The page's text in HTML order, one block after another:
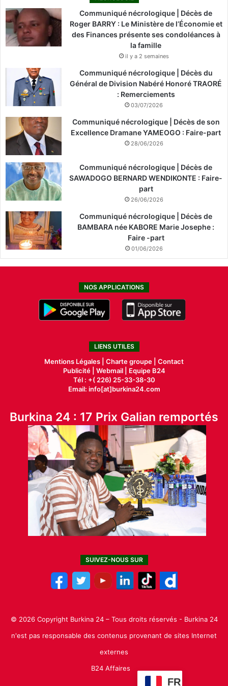
Communiqué nécrologique | Décès de
Roger BARRY : Le Ministère de l’Économie et
des Finances présente ses condoléances à
la famille
il y a 2 semaines
Communiqué nécrologique | Décès du
Général de Division Nabéré Honoré TRAORÉ
: Remerciements
03/07/2026
Communiqué nécrologique | Décès de son
Excellence Dramane YAMEOGO : Faire-part
28/06/2026
Communiqué nécrologique | Décès de
SAWADOGO BERNARD WENDIKONTE : Faire-
part
26/06/2026
Communiqué nécrologique | Décès de
BAMBARA née KABORE Marie Josephe :
Faire -part
01/06/2026
NOS APPLICATIONS
LIENS UTILES
Mentions Légales | Charte groupe | Contact
Publicité| Webmail |
Equipe B24
Tél : +( 226) 25-33-38-30
Email: info[at]burkina24.com
Burkina 24 : 17 Prix Galian remportés
SUIVEZ-NOUS SUR
© 2026 Copyright Burkina 24 – Tous droits réservés - Burkina 24
n'est pas responsable des contenus provenant de sites Internet
externes
B24 Affaires
FR